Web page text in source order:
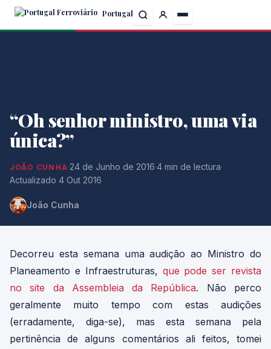
Skip
Portugal
“Oh senhor ministro, uma via
única?”
JOÃO CUNHA·24 de Junho de 2016·4 min de lectura·
Actualizado 4 Out 2016
João Cunha
Decorreu esta semana uma audição ao Ministro do
Planeamento e Infraestruturas, que pode ser revista
no site da Assembleia da República. Não perco
geralmente muito tempo com estas audições
(erradamente, diga-se), mas esta semana pela
pertinência de alguns comentários ali feitos, tomei